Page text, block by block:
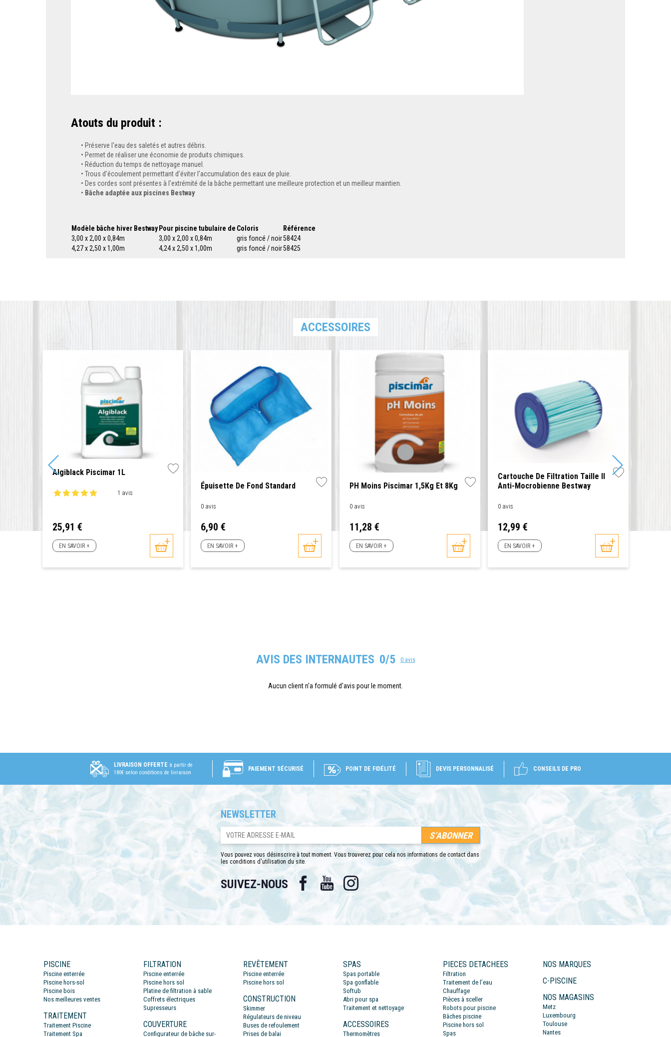
Atouts du produit :
Préserve l'eau des saletés et autres débris.
Permet de réaliser une économie de produits chimiques.
Réduction du temps de nettoyage manuel.
Trous d'écoulement permettant d'éviter l'accumulation des eaux de pluie.
Des cordes sont présentes à l'extrémité de la bâche permettant une meilleure protection et un meilleur maintien.
Bâche adaptée aux piscines Bestway
Modèle bâche hiver Bestway Pour piscine tubulaire de Coloris
Référence
3,00 x 2,00 x 0,84m
3,00 x 2,00 x 0,84m gris foncé / noir58424
4,27 x 2,50 x 1,00m
4,24 x 2,50 x 1,00m gris foncé / noir58425
ACCESSOIRES
Algiblack Piscimar 1L
1 avis
Prix
25,91 €
EN SAVOIR +
Épuisette De Fond Standard
0 avis
Prix
6,90 €
EN SAVOIR +
PH Moins Piscimar 1,5Kg Et 8Kg
0 avis
Prix
11,28 €
EN SAVOIR +
Cartouche De Filtration Taille II
Anti-Mocrobienne Bestway
0 avis
Prix
12,99 €
EN SAVOIR +
AVIS DES INTERNAUTES 0/5 0 avis
Aucun client n'a formulé d'avis pour le moment.
LIVRAISON OFFERTE à partir de
180€ selon conditions de livraison
PAIEMENT SÉCURISÉ POINT DE FIDÉLITÉ DEVIS PERSONNALISÉ CONSEILS DE PRO
NEWSLETTER
Vous pouvez vous désinscrire à tout moment. Vous trouverez pour cela nos informations de contact dans
les conditions d'utilisation du site.
SUIVEZ-NOUS Facebook YouTube
PISCINE
Piscine enterrée
Piscine hors-sol
Piscine bois
Nos meilleures ventes
TRAITEMENT
Traitement Piscine
Traitement Spa
FILTRATION
Piscine enterrée
Piscine hors sol
Platine de filtration à sable
Coffrets électriques
Supresseurs
COUVERTURE
Configurateur de bâche sur-
REVÊTEMENT
Piscine enterrée
Piscine hors sol
CONSTRUCTION
Skimmer
Régulateurs de niveau
Buses de refoulement
Prises de balai
SPAS
Spas portable
Spa gonflable
Softub
Abri pour spa
Traitement et nettoyage
ACCESSOIRES
Thermomètres
PIECES DETACHEES
Filtration
Traitement de l’eau
Chauffage
Pièces à sceller
Robots pour piscine
Bâches piscine
Piscine hors sol
Spas
NOS MARQUES
C-PISCINE
NOS MAGASINS
Metz
Luxembourg
Toulouse
Nantes